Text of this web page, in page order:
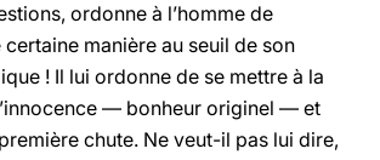
ordonne à l’homme de
certaine manière au seuil de son
! Il lui ordonne de se mettre à la
— bonheur originel — et
chute. Ne veut-il pas lui dire,